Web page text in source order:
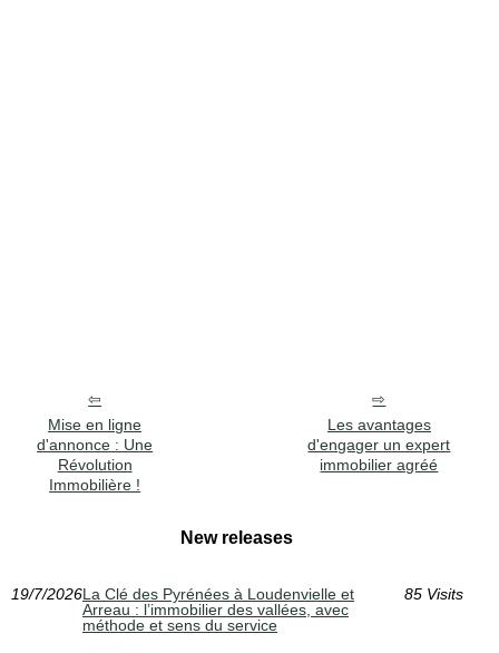
Mise en ligne
d'annonce : Une
Révolution
Immobilière !
Les avantages
d'engager un expert
immobilier agréé
New releases
19/7/2026La Clé des Pyrénées à Loudenvielle et
Arreau : l’immobilier des vallées, avec
méthode et sens du service
85 Visits